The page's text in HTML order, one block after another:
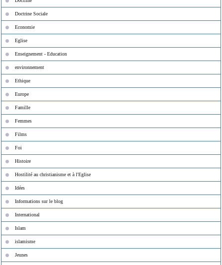
Doctrine Sociale
Economie
Eglise
Enseignement - Education
environnement
Ethique
Europe
Famille
Femmes
Films
Foi
Histoire
Hostilité au christianisme et à l'Eglise
Idées
Informations sur le blog
International
Islam
islamisme
Jeunes